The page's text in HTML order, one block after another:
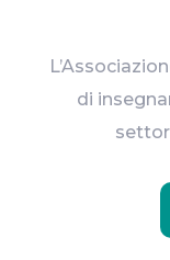
di